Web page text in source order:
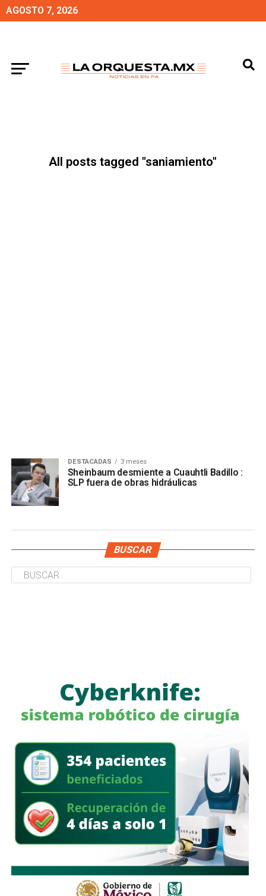
AGOSTO 7, 2026
All posts tagged "saniamiento"
DESTACADAS 3 meses
Sheinbaum desmiente a Cuauhtli Badillo :
SLP fuera de obras hidráulicas
BUSCAR